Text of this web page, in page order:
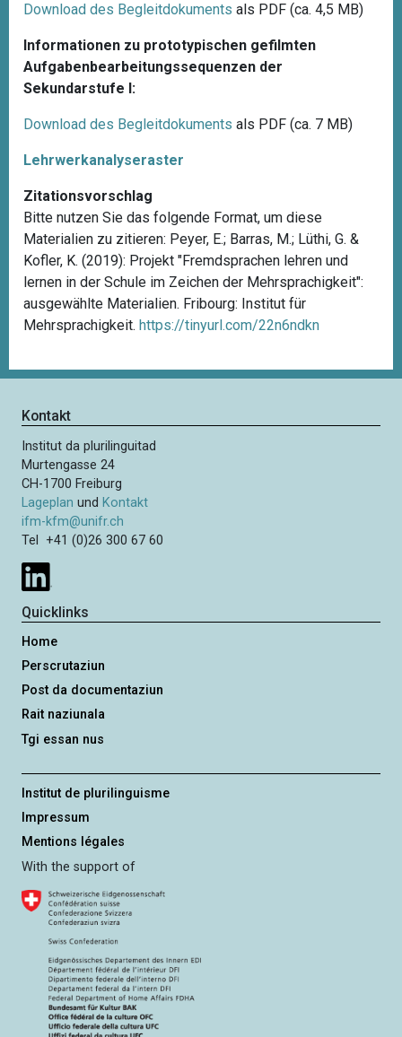
Download des Begleitdokuments als PDF (ca. 4,5 MB)
Informationen zu prototypischen gefilmten
Aufgabenbearbeitungssequenzen der
Sekundarstufe I:
Download des Begleitdokuments als PDF (ca. 7 MB)
Lehrwerkanalyseraster
Zitationsvorschlag
Bitte nutzen Sie das folgende Format, um diese
Materialien zu zitieren: Peyer, E.; Barras, M.; Lüthi, G. &
Kofler, K. (2019): Projekt "Fremdsprachen lehren und
lernen in der Schule im Zeichen der Mehrsprachigkeit":
ausgewählte Materialien. Fribourg: Institut für
Mehrsprachigkeit. https://tinyurl.com/22n6ndkn
Kontakt
Institut da plurilinguitad
Murtengasse 24
CH-1700 Freiburg
Lageplan und Kontakt
ifm-kfm@unifr.ch
Tel +41 (0)26 300 67 60
Quicklinks
Home
Perscrutaziun
Post da documentaziun
Rait naziunala
Tgi essan nus
Institut de plurilinguisme
Impressum
Mentions légales
With the support of